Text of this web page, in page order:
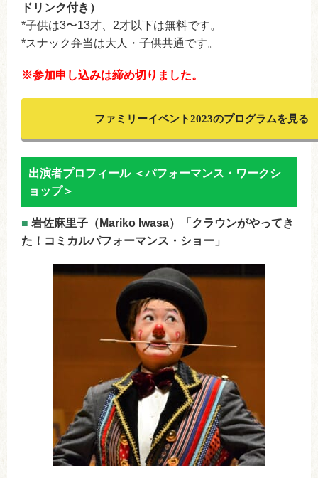
ドリンク付き）
*子供は3〜13才、2才以下は無料です。
*スナック弁当は大人・子供共通です。
※参加申し込みは締め切りました。
ファミリーイベント2023のプログラムを見る
出演者プロフィール ＜パフォーマンス・ワークシ
ョップ＞
■ 岩佐麻里子（Mariko Iwasa）「クラウンがやってき
た！コミカルパフォーマンス・ショー」